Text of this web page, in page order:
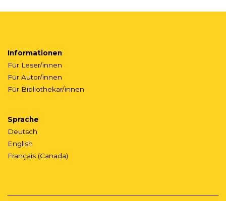
Informationen
Für Leser/innen
Für Autor/innen
Für Bibliothekar/innen
Sprache
Deutsch
English
Français (Canada)